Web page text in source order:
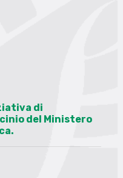
di
del Ministero